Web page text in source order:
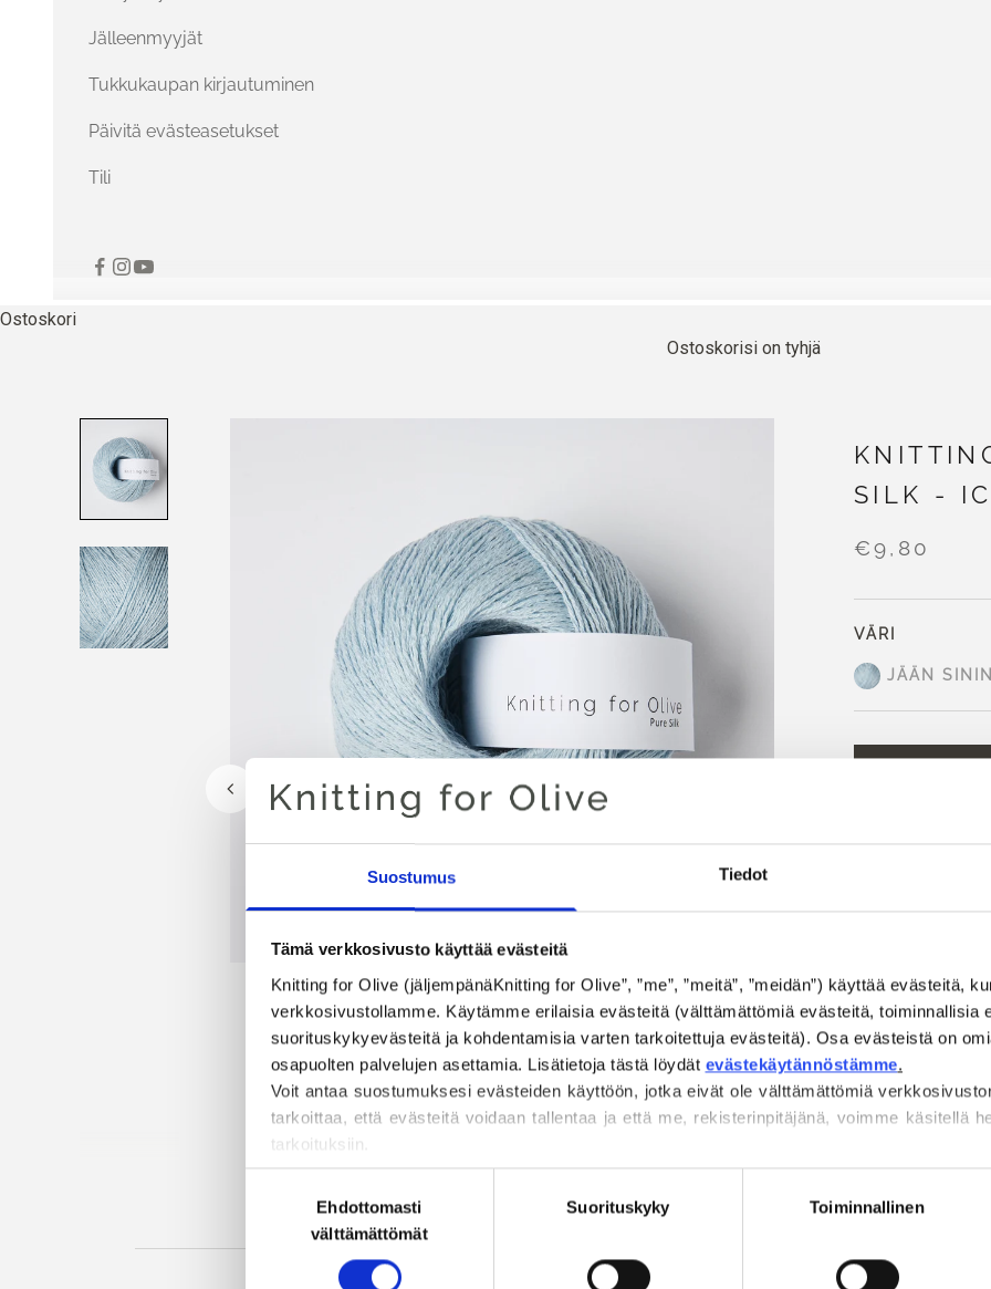
Suostumus Tiedot
Tämä verkkosivusto käyttää evästeitä
Knitting for Olive (jäljempänäKnitting for Olive”, ”me”, ”meitä”, ”meidän”) käyttää evästeitä,
verkkosivustollamme. Käytämme erilaisia evästeitä (välttämättömiä evästeitä, toiminnallisia
suorituskykyevästeitä ja kohdentamisia varten tarkoitettuja evästeitä). Osa evästeistä on
osapuolten palvelujen asettamia. Lisätietoja tästä löydät evästekäytännöstämme.
Voit antaa suostumuksesi evästeiden käyttöön, jotka eivät ole välttämättömiä
tarkoittaa, että evästeitä voidaan tallentaa ja että me, rekisterinpitäjänä, voimme käsitellä
tarkoituksiin.
Voit muuttaa tai peruuttaa suostumuksesi milloin tahansa evästekäytäntömme, josta
estämisestä ja poistamisesta.
Ehdottomasti
välttämättömät
Suorituskyky Toiminnallinen
Jälleenmyyjät
Tukkukaupan kirjautuminen
Päivitä evästeasetukset
Tili
Ostoskori
Ostoskorisi on tyhjä
SILK -
€9,80
VÄRI
JÄÄN
Klo 13.00
samana
Ice Blue on
raikas ilme.
Väri tuntuu
luonne sekä
vaimea tai pehmeä.
Knitting for
on valmistettu